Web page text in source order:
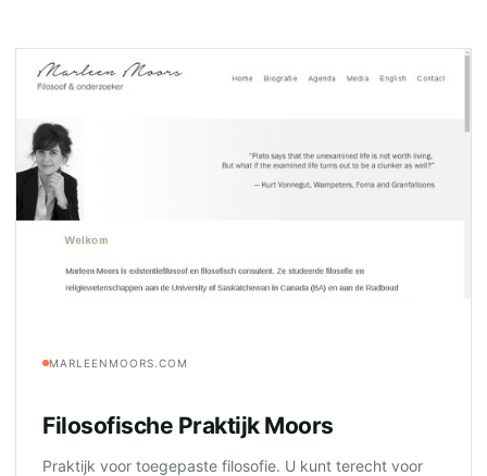
MARLEENMOORS.COM
Filosofische Praktijk Moors
Praktijk voor toegepaste filosofie. U kunt terecht voor